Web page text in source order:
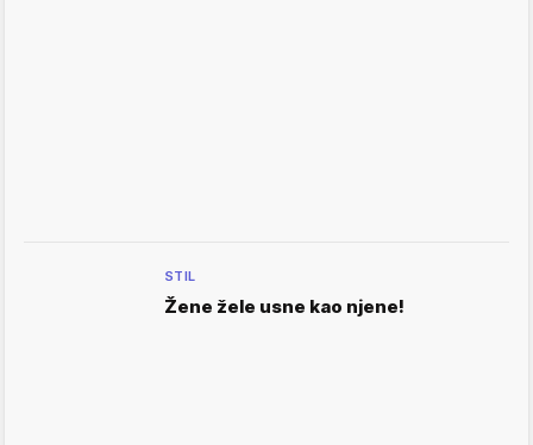
STIL
Žene žele usne kao njene!